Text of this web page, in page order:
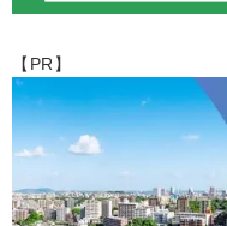
【PR】